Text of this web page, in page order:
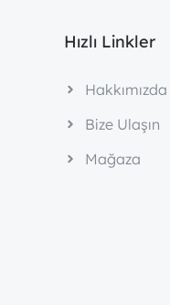
Hızlı Linkler
Hakkımızda
Bize Ulaşın
Mağaza